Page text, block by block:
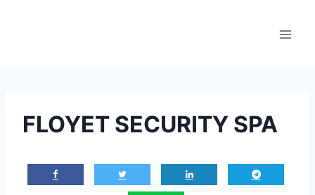
FLOYET SECURITY SPA